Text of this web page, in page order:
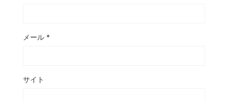
メール *
サイト